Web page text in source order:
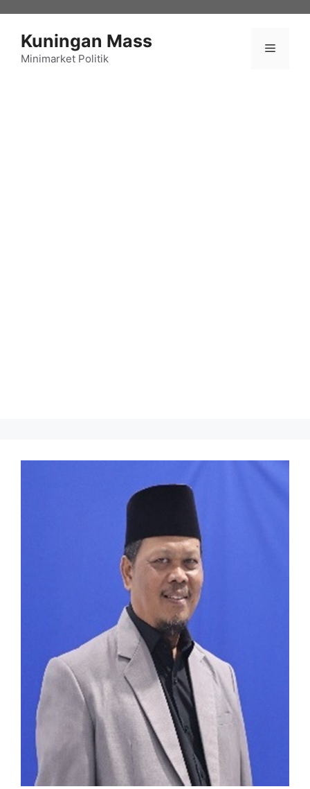
Kuningan Mass
Minimarket Politik
Menu